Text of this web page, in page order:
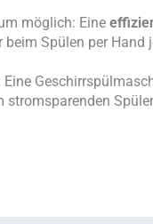
möglich: Eine
beim Spülen per
stromsparenden